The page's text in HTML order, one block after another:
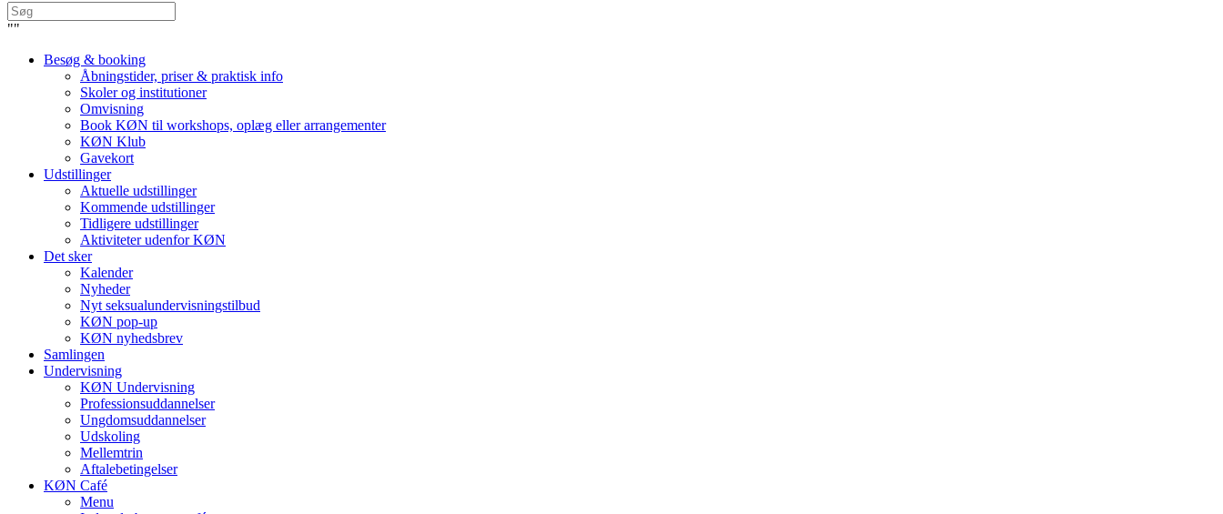
""
Besøg & booking
Åbningstider, priser & praktisk info
Skoler og institutioner
Omvisning
Book KØN til workshops, oplæg eller arrangementer
KØN Klub
Gavekort
Udstillinger
Aktuelle udstillinger
Kommende udstillinger
Tidligere udstillinger
Aktiviteter udenfor KØN
Det sker
Kalender
Nyheder
Nyt seksualundervisningstilbud
KØN pop-up
KØN nyhedsbrev
Samlingen
Undervisning
KØN Undervisning
Professionsuddannelser
Ungdomsuddannelser
Udskoling
Mellemtrin
Aftalebetingelser
KØN Café
Menu